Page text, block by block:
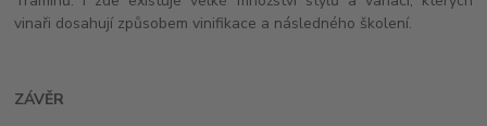
vinaři dosahují způsobem vinifikace a následného školení.
ZÁVĚR